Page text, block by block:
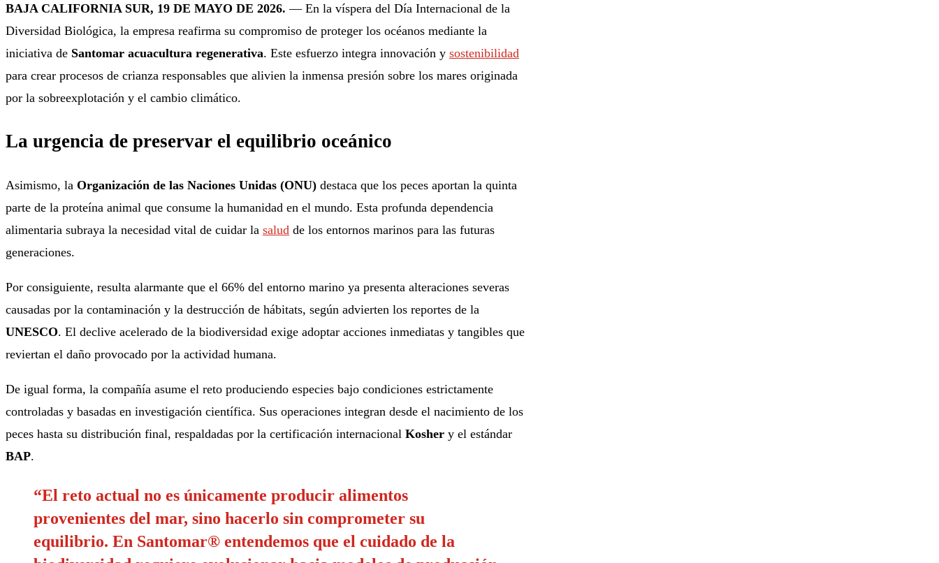
BAJA CALIFORNIA SUR, 19 DE MAYO DE 2026. — En la víspera del Día Internacional de la
Diversidad Biológica, la empresa reafirma su compromiso de proteger los océanos mediante la
iniciativa de Santomar acuacultura regenerativa. Este esfuerzo integra innovación y sostenibilidad
para crear procesos de crianza responsables que alivien la inmensa presión sobre los mares originada
por la sobreexplotación y el cambio climático.
La urgencia de preservar el equilibrio oceánico
Asimismo, la Organización de las Naciones Unidas (ONU) destaca que los peces aportan la quinta
parte de la proteína animal que consume la humanidad en el mundo. Esta profunda dependencia
alimentaria subraya la necesidad vital de cuidar la salud de los entornos marinos para las futuras
generaciones.
Por consiguiente, resulta alarmante que el 66% del entorno marino ya presenta alteraciones severas
causadas por la contaminación y la destrucción de hábitats, según advierten los reportes de la
UNESCO. El declive acelerado de la biodiversidad exige adoptar acciones inmediatas y tangibles que
reviertan el daño provocado por la actividad humana.
De igual forma, la compañía asume el reto produciendo especies bajo condiciones estrictamente
controladas y basadas en investigación científica. Sus operaciones integran desde el nacimiento de los
peces hasta su distribución final, respaldadas por la certificación internacional Kosher y el estándar
BAP.
“El reto actual no es únicamente producir alimentos
provenientes del mar, sino hacerlo sin comprometer su
equilibrio. En Santomar® entendemos que el cuidado de la